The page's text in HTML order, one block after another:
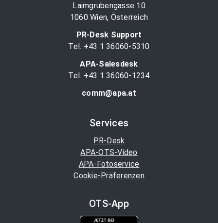
Laimgrubengasse 10
1060 Wien, Österreich
PR-Desk Support
Tel. +43 1 36060-5310
APA-Salesdesk
Tel. +43 1 36060-1234
comm@apa.at
Services
PR-Desk
APA-OTS-Video
APA-Fotoservice
Cookie-Präferenzen
OTS-App